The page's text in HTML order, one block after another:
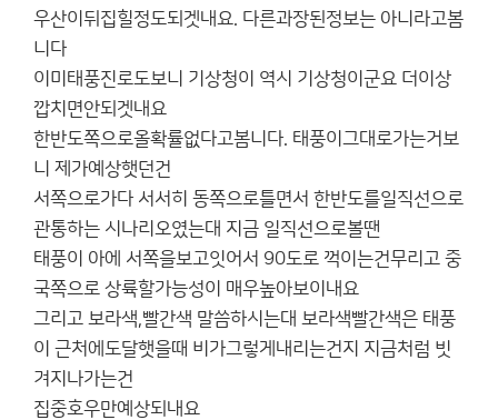
우산이뒤집힐정도되겟내요. 다른과장된정보는 아니라고봄
니다
이미태풍진로도보니 기상청이 역시 기상청이군요 더이상
깝치면안되겟내요
한반도쪽으로올확률없다고봄니다. 태풍이그대로가는거보
니 제가예상햇던건
서쪽으로가다 서서히 동쪽으로틀면서 한반도를일직선으로
관통하는 시나리오였는대 지금 일직선으로볼땐
태풍이 아에 서쪽을보고잇어서 90도로 꺽이는건무리고 중
국쪽으로 상륙할가능성이 매우높아보이내요
그리고 보라색,빨간색 말씀하시는대 보라색빨간색은 태풍
이 근처에도달햇을때 비가그렇게내리는건지 지금처럼 빗
겨지나가는건
집중호우만예상되내요